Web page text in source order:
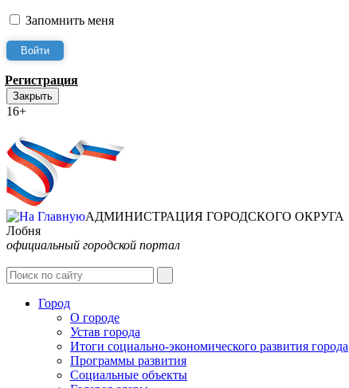
Запомнить меня
Регистрация
Закрыть
16+
АДМИНИСТРАЦИЯ ГОРОДСКОГО ОКРУГА
Лобня
официальный городской портал
Город
О городе
Устав города
Итоги социально-экономического развития города
Программы развития
Социальные объекты